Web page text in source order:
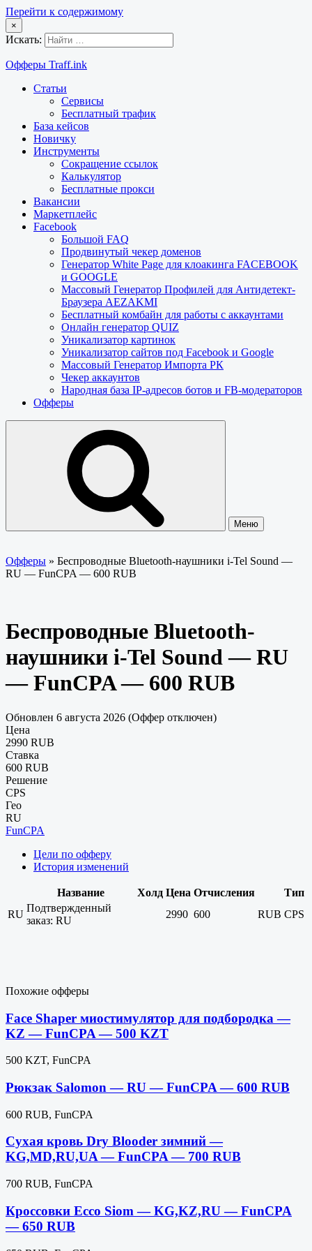
Перейти к содержимому
×
Искать:
Офферы Traff.ink
Статьи
Сервисы
Бесплатный трафик
База кейсов
Новичку
Инструменты
Сокращение ссылок
Калькулятор
Бесплатные прокси
Вакансии
Маркетплейс
Facebook
Большой FAQ
Продвинутый чекер доменов
Генератор White Page для клоакинга FACEBOOK
и GOOGLE
Массовый Генератор Профилей для Антидетект-
Браузера AEZAKMI
Бесплатный комбайн для работы с аккаунтами
Онлайн генератор QUIZ
Уникализатор картинок
Уникализатор сайтов под Facebook и Google
Массовый Генератор Импорта РК
Чекер аккаунтов
Народная база IP-адресов ботов и FB-модераторов
Офферы
Меню
Офферы » Беспроводные Bluetooth-наушники i-Tel Sound —
RU — FunCPA — 600 RUB
Беспроводные Bluetooth-
наушники i-Tel Sound — RU
— FunCPA — 600 RUB
Обновлен 6 августа 2026 (Оффер отключен)
Цена
2990 RUB
Ставка
600 RUB
Решение
CPS
Гео
RU
FunCPA
Цели по офферу
История изменений
Название Холд Цена Отчисления
Тип
RU
Подтвержденный
заказ: RU
2990 600 RUB CPS
Похожие офферы
Face Shaper миостимулятор для подбородка —
KZ — FunCPA — 500 KZT
500 KZT, FunCPA
Рюкзак Salomon — RU — FunCPA — 600 RUB
600 RUB, FunCPA
Сухая кровь Dry Blooder зимний —
KG,MD,RU,UA — FunCPA — 700 RUB
700 RUB, FunCPA
Кроссовки Ecco Siom — KG,KZ,RU — FunCPA
— 650 RUB